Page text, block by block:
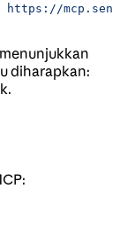
https://
menunjukkan
diharapkan: